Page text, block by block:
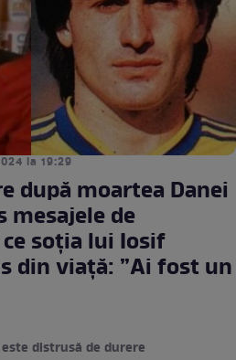
la 19:29
după moartea Danei
mesajele de
soția lui Iosif
din viață: ”Ai fost un
distrusă de durere